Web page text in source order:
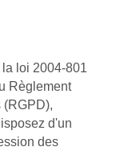
loi 2004-801
Règlement
(RGPD),
d'un
des